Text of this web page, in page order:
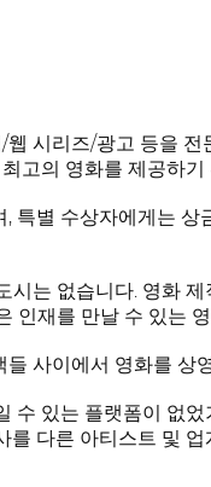
시리즈/광고 등을 전
고의 영화를 제공하
특별 수상자에게는 상
는 없습니다. 영화 제
인재를 만날 수 있는
사이에서 영화를 상
있는 플랫폼이 없었
다른 아티스트 및